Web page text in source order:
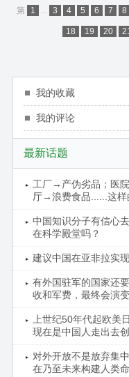
第 1 ... 3 4 5 6 7 8
18 19 20
我的收藏
我的评论
最新话题
工厂→产伪劣品；医
厅→浪费食品......这样
中国知识分子有信心
在科学殿堂吗？
建议中国在亚非拉实
有外国驻军的国家还
收和军费，最终会演
上世纪50年代起欧美
现在是中国人走出去
对外开放不是放弃集
在乃至未来构建人类